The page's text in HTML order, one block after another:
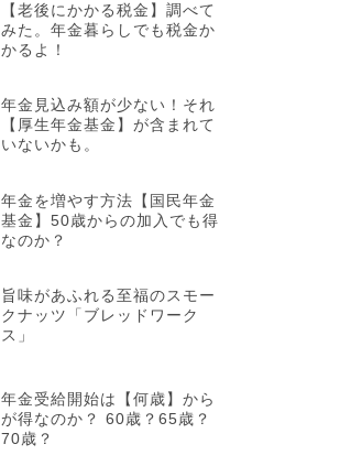
【老後にかかる税金】調べて
みた。年金暮らしでも税金か
かるよ！
年金見込み額が少ない！それ
【厚生年金基金】が含まれて
いないかも。
年金を増やす方法【国民年金
基金】50歳からの加入でも得
なのか？
旨味があふれる至福のスモー
クナッツ「ブレッドワーク
ス」
年金受給開始は【何歳】から
が得なのか？ 60歳？65歳？
70歳？